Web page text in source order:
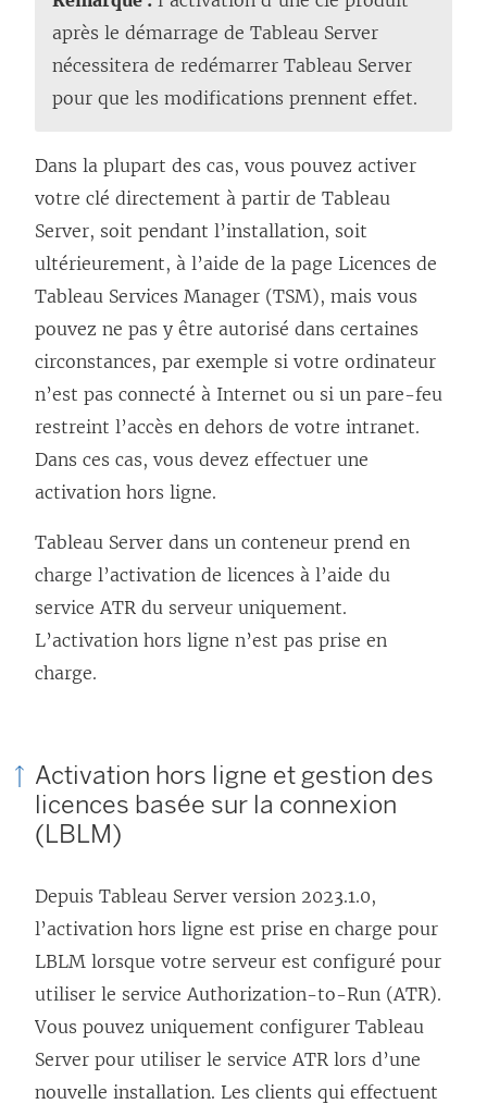
u
v
r
e
a
n
s
u
n
e
n
o
u
v
e
l
e
f
r
après le démarrage de Tableau Server
nécessitera de redémarrer Tableau Server
pour que les modifications prennent effet.
Dans la plupart des cas, vous pouvez activer
votre clé directement à partir de Tableau
Server, soit pendant l’installation, soit
ultérieurement, à l’aide de la page Licences de
Tableau Services Manager (TSM), mais vous
pouvez ne pas y être autorisé dans certaines
circonstances, par exemple si votre ordinateur
n’est pas connecté à Internet ou si un pare-feu
restreint l’accès en dehors de votre intranet.
Dans ces cas, vous devez effectuer une
activation hors ligne.
Tableau Server dans un conteneur prend en
charge l’activation de licences à l’aide du
service ATR du serveur uniquement.
L’activation hors ligne n’est pas prise en
charge.
Activation hors ligne et gestion des
licences basée sur la connexion
(LBLM)
Depuis Tableau Server version 2023.1.0,
l’activation hors ligne est prise en charge pour
LBLM lorsque votre serveur est configuré pour
utiliser le service Authorization-to-Run (ATR).
Vous pouvez uniquement configurer Tableau
Server pour utiliser le service ATR lors d’une
nouvelle installation. Les clients qui effectuent